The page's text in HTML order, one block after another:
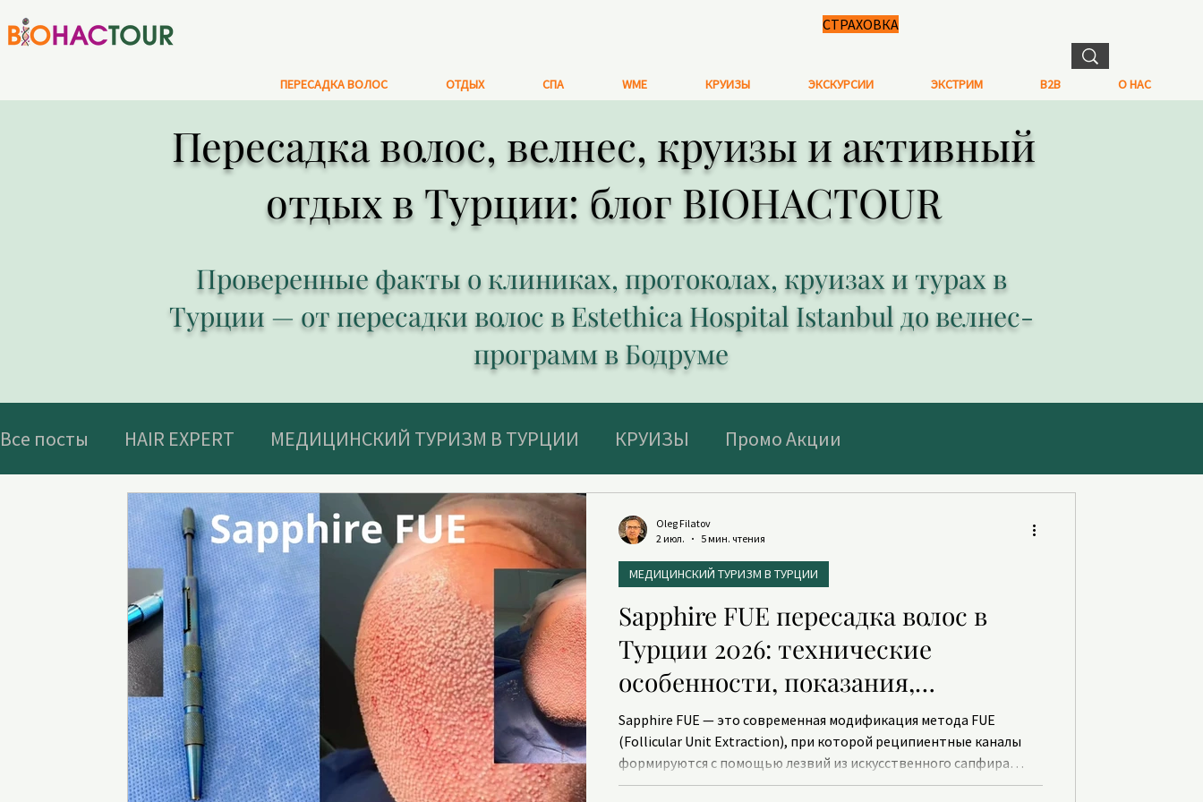
СТРАХОВКА
ПЕРЕСАДКА ВОЛОС ОТДЫХ СПА WME КРУИЗЫ ЭКСКУРСИИ ЭКСТРИМ B2B О НАС
Пересадка волос, велнес, круизы и активный
отдых в Турции: блог BIOHACTOUR
Проверенные факты о клиниках, протоколах, круизах и турах в
Турции — от пересадки волос в Estethica Hospital Istanbul до велнес-
программ в Бодруме
Все посты HAIR EXPERT МЕДИЦИНСКИЙ ТУРИЗМ В ТУРЦИИ КРУИЗЫ Промо Акции
АКТИВНЫЙ ОТДЫХ В ТУРЦИИ ВЕЛНЕС И БИОХАКИНГ В БОДРУМЕ
ИСТОРИЧЕСКИЕ ОТЕЛИ И МЕСТА В ТУРЦИИ СТОМАТОЛОГИЯ ТУРИСТИЧЕСКАЯ СТРАХОВКА
ЭКИПИРОВКА ДЛЯ АКТИВНОГО ОТДЫХА БАДы и ЗДОРОВОЕ ПИТАНИЕ
Sapphire FUE пересадка волос в
Турции 2026: технические
особенности, показания,
результаты
Sapphire FUE — это современная модификация метода FUE
(Follicular Unit Extraction), при которой реципиентные каналы
формируются с помощью лезвий из искусственного сапфира
вместо классических стальных микролезвий.
МЕДИЦИНСКИЙ ТУРИЗМ В ТУРЦИИ
Oleg Filatov
2 июл.
5 мин. чтения